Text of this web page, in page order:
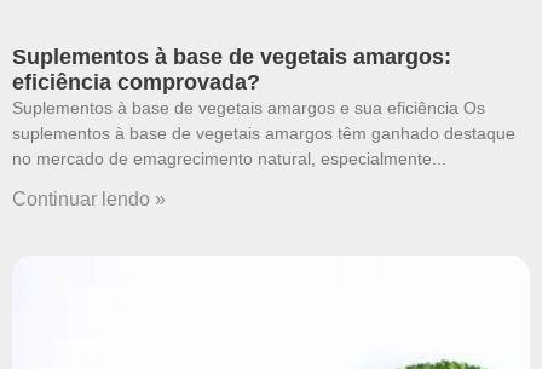
Suplementos à base de vegetais amargos:
eficiência comprovada?
Suplementos à base de vegetais amargos e sua eficiência Os
suplementos à base de vegetais amargos têm ganhado destaque
no mercado de emagrecimento natural, especialmente
Continuar lendo »